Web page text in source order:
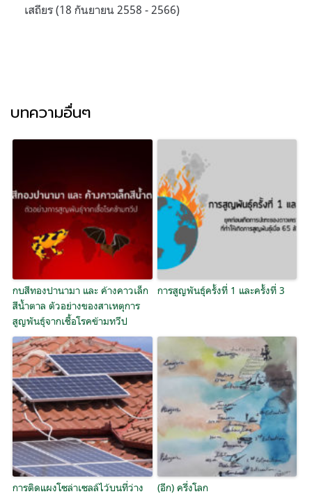
เสถียร (18 กันยายน 2558 - 2566)
บทความอื่นๆ
กบสีทองปานามา และ ค้างคาวเล็ก
สีน้ำตาล ตัวอย่างของสาเหตุการ
สูญพันธุ์จากเชื้อโรคข้ามทวีป
การสูญพันธุ์ครั้งที่ 1 และครั้งที่ 3
การติดแผงโซล่าเซลล์ไว้บนที่ว่าง
(อีก) ครึ่งโลก